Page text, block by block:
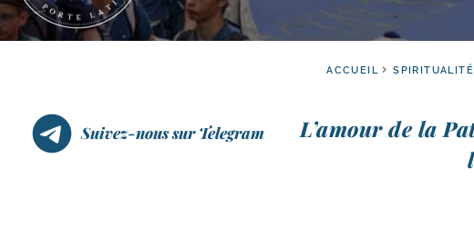
ACCUEIL SPIRITUALITÉ
Suivez-nous sur Telegram
L’amour de la